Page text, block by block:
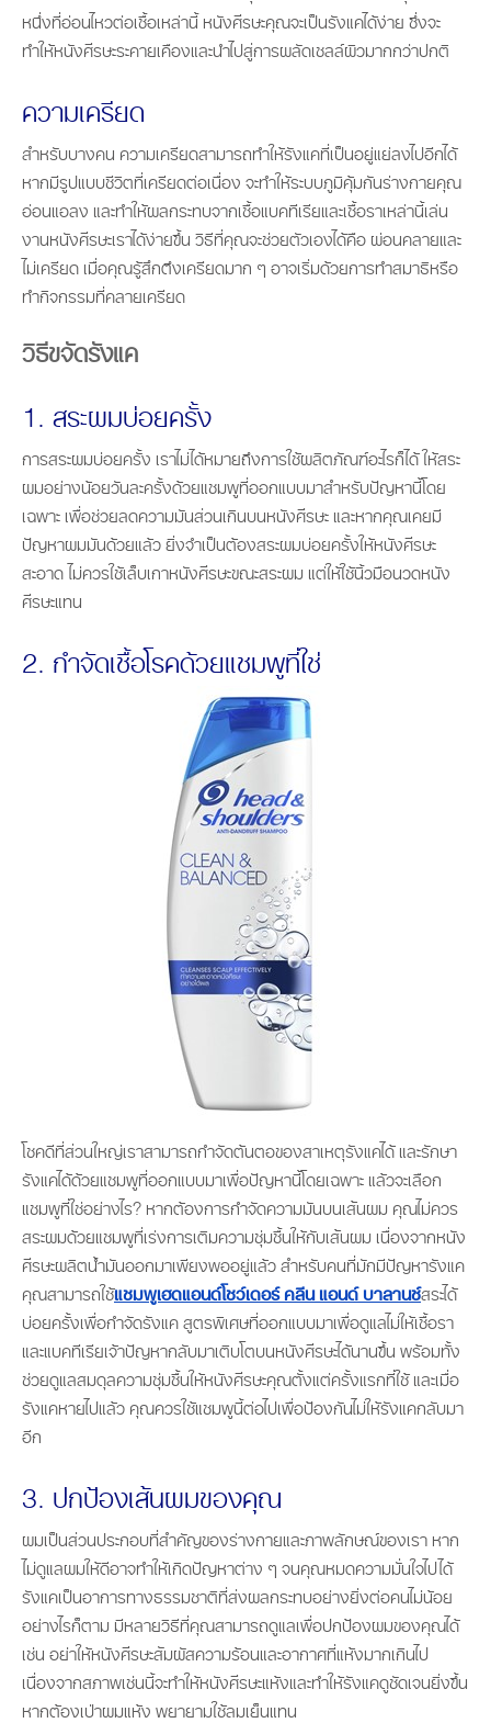
หนึ่งที่อ่อนไหวต่อเชื้อเหล่านี้ หนังศีรษะคุณจะเป็นรังแคได้ง่าย ซึ่งจะ
ทำให้หนังศีรษะระคายเคืองและนำไปสู่การผลัดเซลล์ผิวมากกว่าปกติ
ความเครียด
สำหรับบางคน ความเครียดสามารถทำให้รังแคที่เป็นอยู่แย่ลงไปอีกได้
หากมีรูปแบบชีวิตที่เครียดต่อเนื่อง จะทำให้ระบบภูมิคุ้มกันร่างกายคุณ
อ่อนแอลง และทำให้ผลกระทบจากเชื้อแบคทีเรียและเชื้อราเหล่านี้เล่น
งานหนังศีรษะเราได้ง่ายขึ้น วิธีที่คุณจะช่วยตัวเองได้คือ ผ่อนคลายและ
ไม่เครียด เมื่อคุณรู้สึกตึงเครียดมาก ๆ อาจเริ่มด้วยการทำสมาธิหรือ
ทำกิจกรรมที่คลายเครียด
วิธีขจัดรังแค
1. สระผมบ่อยครั้ง
การสระผมบ่อยครั้ง เราไม่ได้หมายถึงการใช้ผลิตภัณฑ์อะไรก็ได้ ให้สระ
ผมอย่างน้อยวันละครั้งด้วยแชมพูที่ออกแบบมาสำหรับปัญหานี้โดย
เฉพาะ เพื่อช่วยลดความมันส่วนเกินบนหนังศีรษะ และหากคุณเคยมี
ปัญหาผมมันด้วยแล้ว ยิ่งจำเป็นต้องสระผมบ่อยครั้งให้หนังศีรษะ
สะอาด ไม่ควรใช้เล็บเกาหนังศีรษะขณะสระผม แต่ให้ใช้นิ้วมือนวดหนัง
ศีรษะแทน
2. กำจัดเชื้อโรคด้วยแชมพูที่ใช่
โชคดีที่ส่วนใหญ่เราสามารถกำจัดต้นตอของสาเหตุรังแคได้ และรักษา
รังแคได้ด้วยแชมพูที่ออกแบบมาเพื่อปัญหานี้โดยเฉพาะ แล้วจะเลือก
แชมพูที่ใช่อย่างไร? หากต้องการกำจัดความมันบนเส้นผม คุณไม่ควร
สระผมด้วยแชมพูที่เร่งการเติมความชุ่มชื้นให้กับเส้นผม เนื่องจากหนัง
ศีรษะผลิตน้ำมันออกมาเพียงพออยู่แล้ว สำหรับคนที่มักมีปัญหารังแค
คุณสามารถใช้แชมพูเฮดแอนด์โชว์เดอร์ คลีน แอนด์ บาลานซ์สระได้
บ่อยครั้งเพื่อกำจัดรังแค สูตรพิเศษที่ออกแบบมาเพื่อดูแลไม่ให้เชื้อรา
และแบคทีเรียเจ้าปัญหากลับมาเติบโตบนหนังศีรษะได้นานขึ้น พร้อมทั้ง
ช่วยดูแลสมดุลความชุ่มชื้นให้หนังศีรษะคุณตั้งแต่ครั้งแรกที่ใช้ และเมื่อ
รังแคหายไปแล้ว คุณควรใช้แชมพูนี้ต่อไปเพื่อป้องกันไม่ให้รังแคกลับมา
อีก
3. ปกป้องเส้นผมของคุณ
ผมเป็นส่วนประกอบที่สำคัญของร่างกายและภาพลักษณ์ของเรา หาก
ไม่ดูแลผมให้ดีอาจทำให้เกิดปัญหาต่าง ๆ จนคุณหมดความมั่นใจไปได้
รังแคเป็นอาการทางธรรมชาติที่ส่งผลกระทบอย่างยิ่งต่อคนไม่น้อย
อย่างไรก็ตาม มีหลายวิธีที่คุณสามารถดูแลเพื่อปกป้องผมของคุณได้
เช่น อย่าให้หนังศีรษะสัมผัสความร้อนและอากาศที่แห้งมากเกินไป
เนื่องจากสภาพเช่นนี้จะทำให้หนังศีรษะแห้งและทำให้รังแคดูชัดเจนยิ่งขึ้น
หากต้องเป่าผมแห้ง พยายามใช้ลมเย็นแทน